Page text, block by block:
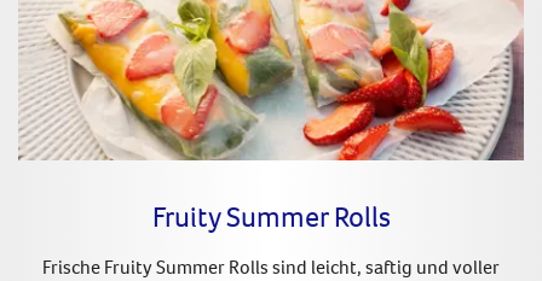
Fruity Summer Rolls
Frische Fruity Summer Rolls sind leicht, saftig und voller